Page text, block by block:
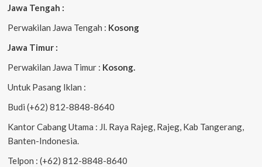
Jawa Tengah :
Perwakilan Jawa Tengah : Kosong
Jawa Timur :
Perwakilan Jawa Timur : Kosong.
Untuk Pasang Iklan :
Budi (+62) 812-8848-8640
Kantor Cabang Utama : Jl. Raya Rajeg, Rajeg, Kab Tangerang,
Banten-Indonesia.
Telpon : (+62) 812-8848-8640